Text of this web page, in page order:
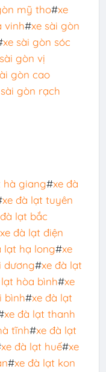
mỹ tho#xe
vinh#xe sài gòn
xe sài gòn sóc
gòn vị
gòn cao
gòn rạch
hà giang#xe đà
xe đà lạt tuyên
lạt bắc
xe đà lạt điện
lạt hạ long#xe
dương#xe đà lạt
hòa bình#xe
bình#xe đà lạt
xe đà lạt thanh
tĩnh#xe đà lạt
xe đà lạt huế#xe
#xe đà lạt kon